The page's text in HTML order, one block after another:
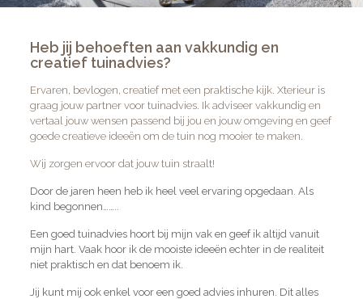
Heb jij behoeften aan vakkundig en
creatief tuinadvies?
Ervaren, bevlogen, creatief met een praktische kijk. Xterieur is
graag jouw partner voor tuinadvies. Ik adviseer vakkundig en
vertaal jouw wensen passend bij jou en jouw omgeving en geef
goede creatieve ideeën om de tuin nog mooier te maken.
Wij zorgen ervoor dat jouw tuin straalt!
Door de jaren heen heb ik heel veel ervaring opgedaan. Als
kind begonnen……..
Een goed tuinadvies hoort bij mijn vak en geef ik altijd vanuit
mijn hart. Vaak hoor ik de mooiste ideeën echter in de realiteit
niet praktisch en dat benoem ik.
Jij kunt mij ook enkel voor een goed advies inhuren. Dit alles